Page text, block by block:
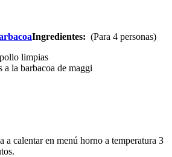
Ingredientes: (Para 4 personas)
limpias
a la barbacoa de maggi
a calentar en menú horno a temperatura 3